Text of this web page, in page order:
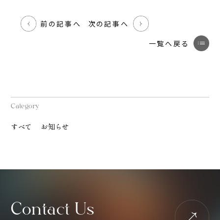
Category
すべて お知らせ
前の記事へ
一覧へ戻る
次の記事へ
Contact Us